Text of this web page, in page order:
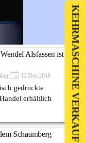
Alsfassen ist
12 Dez 2018
gedruckte
erhältlich
Schaumberg KEHRMASCHINE VERKAUF